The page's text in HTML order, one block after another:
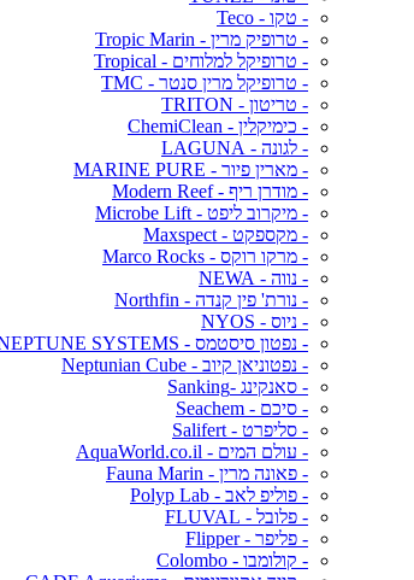
- טקו - Teco
- טרופיק מרין - Tropic Marin
- טרופיקל למלוחים - Tropical
- טרופיקל מרין סנטר - TMC
- טריטון - TRITON
- כימיקלין - ChemiClean
- לגונה - LAGUNA
- מארין פיור - MARINE PURE
- מודרן ריף - Modern Reef
- מיקרוב ליפט - Microbe Lift
- מקספקט - Maxspect
- מרקו רוקס - Marco Rocks
- נווה - NEWA
- נורת' פין קנדה - Northfin
- ניוס - NYOS
- נפטון סיסטמס - NEPTUNE SYSTEMS
- נפטוניאן קיוב - Neptunian Cube
- סאנקינג -Sanking
- סיכם - Seachem
- סליפרט - Salifert
- עולם המים - AquaWorld.co.il
- פאונה מרין - Fauna Marin
- פוליפ לאב - Polyp Lab
- פלובל - FLUVAL
- פליפר - Flipper
- קולומבו - Colombo